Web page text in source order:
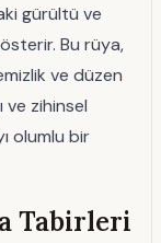
gürültü ve
Bu rüya,
ve düzen
ve zihinsel
olumlu bir
Tabirleri